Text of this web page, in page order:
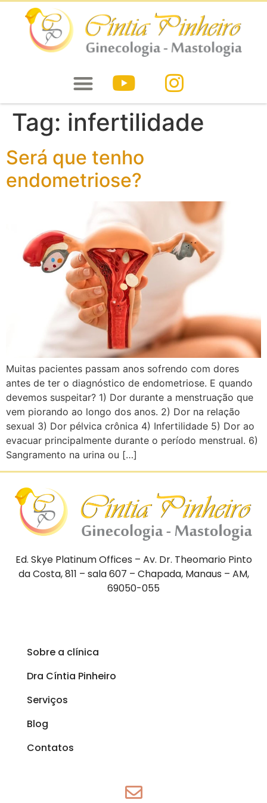
Tag: infertilidade
Será que tenho
endometriose?
Muitas pacientes passam anos sofrendo com dores
antes de ter o diagnóstico de endometriose. E quando
devemos suspeitar? 1) Dor durante a menstruação que
vem piorando ao longo dos anos. 2) Dor na relação
sexual 3) Dor pélvica crônica 4) Infertilidade 5) Dor ao
evacuar principalmente durante o período menstrual. 6)
Sangramento na urina ou […]
Ed. Skye Platinum Offices – Av. Dr. Theomario Pinto
da Costa, 811 – sala 607 – Chapada, Manaus – AM,
69050-055
Sobre a clínica
Dra Cíntia Pinheiro
Serviços
Blog
Contatos